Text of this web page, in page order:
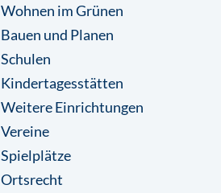
Wohnen im Grünen
Bauen und Planen
Schulen
Kindertagesstätten
Weitere Einrichtungen
Vereine
Spielplätze
Ortsrecht